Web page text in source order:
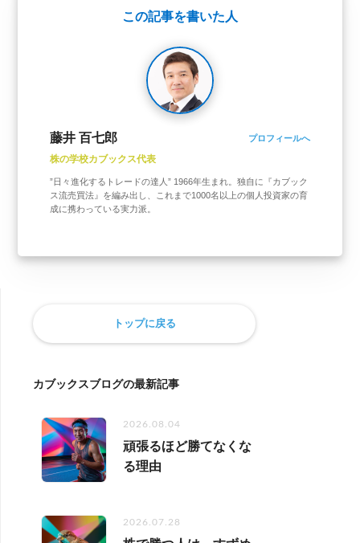
この記事を書いた人
藤井 百七郎 プロフィールへ
株の学校カブックス代表
”日々進化するトレードの達人” 1966年生まれ。独自に『カブック
ス流売買法』を編み出し、これまで1000名以上の個人投資家の育
成に携わっている実力派。
トップに戻る
カブックスブログの最新記事
2026.08.04
頑張るほど勝てなくな
る理由
2026.07.28